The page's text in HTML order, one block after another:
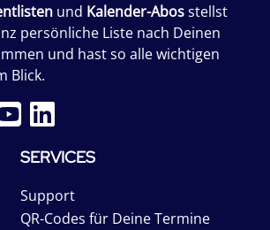
und Kalender-Abosstellst
persönliche Liste nach Deinen
und hast so alle wichtigen
Blick.
SERVICES
Support
QR-Codes für Deine Termine